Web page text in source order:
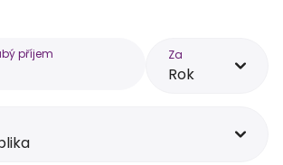
příjem Za
Rok